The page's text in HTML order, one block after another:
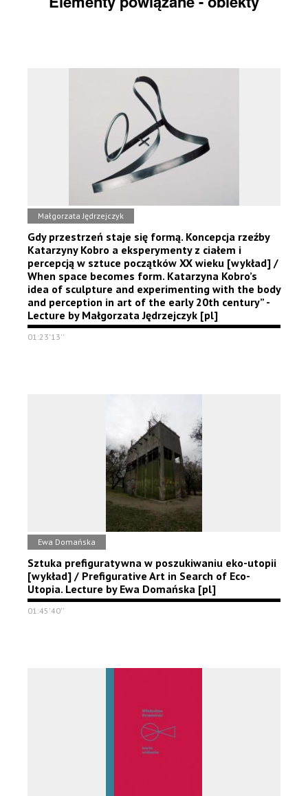
Małgorzata Jędrzejczyk
Gdy przestrzeń staje się formą. Koncepcja rzeźby
Katarzyny Kobro a eksperymenty z ciałem i
percepcją w sztuce początków XX wieku [wykład] /
When space becomes form. Katarzyna Kobro’s
idea of sculpture and experimenting with the body
and perception in art of the early 20th century” -
Lecture by Małgorzata Jędrzejczyk [pl]
01:23'13''
Ewa Domańska
Sztuka prefiguratywna w poszukiwaniu eko-utopii
[wykład] / Prefigurative Art in Search of Eco-
Utopia. Lecture by Ewa Domańska [pl]
01:45'40''